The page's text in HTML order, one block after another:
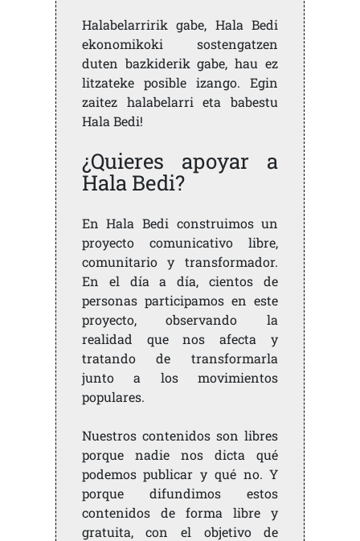
Halabelarririk gabe, Hala Bedi
ekonomikoki sostengatzen
duten bazkiderik gabe, hau ez
litzateke posible izango. Egin
zaitez halabelarri eta babestu
Hala Bedi!
¿Quieres apoyar a
Hala Bedi?
En Hala Bedi construimos un
proyecto comunicativo libre,
comunitario y transformador.
En el día a día, cientos de
personas participamos en este
proyecto, observando la
realidad que nos afecta y
tratando de transformarla
junto a los movimientos
populares.
Nuestros contenidos son libres
porque nadie nos dicta qué
podemos publicar y qué no. Y
porque difundimos estos
contenidos de forma libre y
gratuita, con el objetivo de